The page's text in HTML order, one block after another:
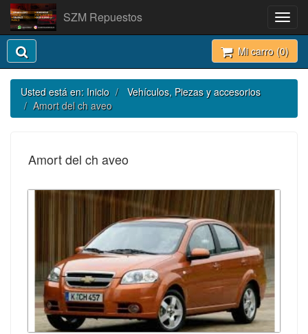
SZM Repuestos
Mi carro (0)
Usted está en: Inicio
Vehículos, Piezas y accesorios
Amort del ch aveo
Amort del ch aveo